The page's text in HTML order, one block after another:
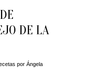
DE LA
por Ángela